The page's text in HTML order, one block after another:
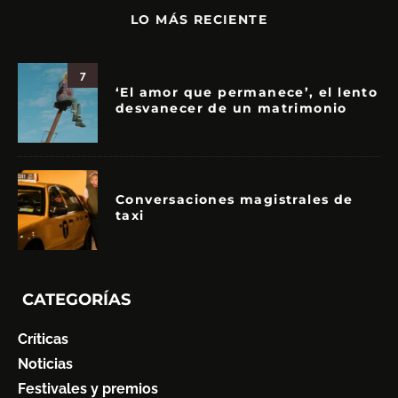
LO MÁS RECIENTE
7
‘El amor que permanece’, el lento
desvanecer de un matrimonio
Conversaciones magistrales de
taxi
CATEGORÍAS
Críticas
Noticias
Festivales y premios